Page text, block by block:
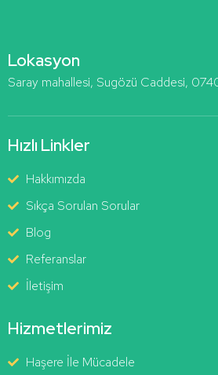
Lokasyon
Saray mahallesi, Sugözü Caddesi,
Hızlı Linkler
Hakkımızda
Sıkça Sorulan Sorular
Blog
Referanslar
İletişim
Hizmetlerimiz
Haşere İle Mücadele